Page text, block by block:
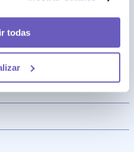
todas
Nro. 265 Ate - Lima, Perú